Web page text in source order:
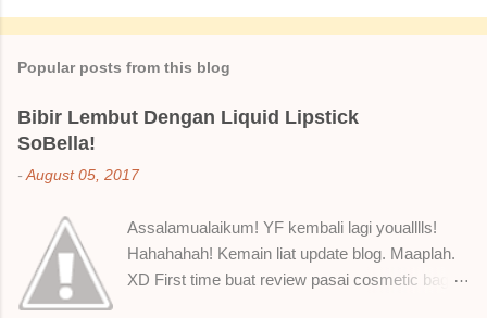
Popular posts from this blog
Bibir Lembut Dengan Liquid Lipstick
SoBella!
-August 05, 2017
Assalamualaikum! YF kembali lagi youalllls!
Hahahahah! Kemain liat update blog. Maaplah.
XD First time buat review pasai cosmetic bagai